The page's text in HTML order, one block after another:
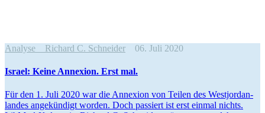
Analyse Richard C. Schneider 06. Juli 2020
Israel: Keine Annexion. Erst mal.
Für den 1. Juli 2020 war die Annexion von Teilen des Westjor­dan­
landes angekündigt worden. Doch passiert ist erst einmal nichts.